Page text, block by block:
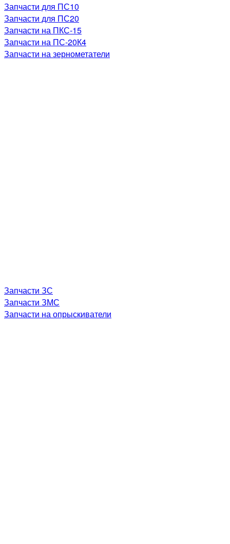
Запчасти для ПС10
Запчасти для ПС20
Запчасти на ПКС-15
Запчасти на ПС-20К4
Запчасти на зернометатели
Запчасти ЗС
Запчасти ЗМС
Запчасти на опрыскиватели